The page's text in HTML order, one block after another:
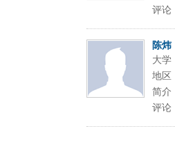
评论
陈炜
大学
地区
简介
评论